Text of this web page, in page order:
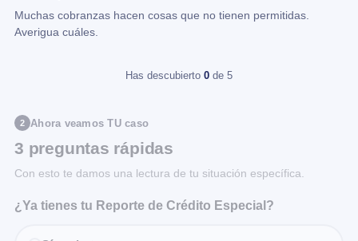
Muchas cobranzas hacen cosas que no tienen permitidas.
Averigua cuáles.
Has descubierto 0 de 5
2 Ahora veamos TU caso
3 preguntas rápidas
Con esto te damos una lectura de tu situación específica.
¿Ya tienes tu Reporte de Crédito Especial?